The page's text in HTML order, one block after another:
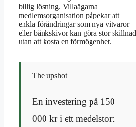
billig lösning. Villaägarna
medlemsorganisation påpekar att
enkla förändringar som nya vitvaror
eller bänkskivor kan göra stor skillnad
utan att kosta en förmögenhet.
The upshot
En investering på 150
000 kr i ett medelstort